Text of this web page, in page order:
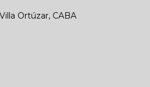
Ortúzar, CABA